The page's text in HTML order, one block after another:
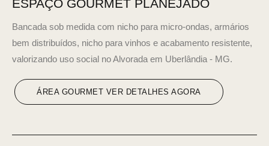
ESPAÇO GOURMET PLANEJADO
Bancada sob medida com nicho para micro-ondas, armários
bem distribuídos, nicho para vinhos e acabamento resistente,
valorizando uso social no Alvorada em Uberlândia - MG.
ÁREA GOURMET VER DETALHES AGORA